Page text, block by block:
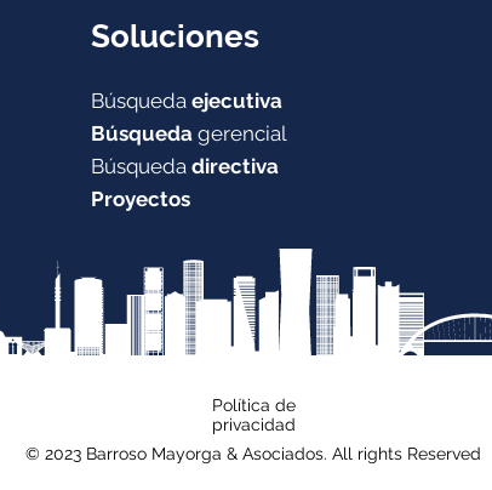
Soluciones
Búsqueda ejecutiva
Búsqueda gerencial
Búsqueda directiva
Proyectos
Política de
privacidad
© 2023 Barroso Mayorga & Asociados. All rights Reserved